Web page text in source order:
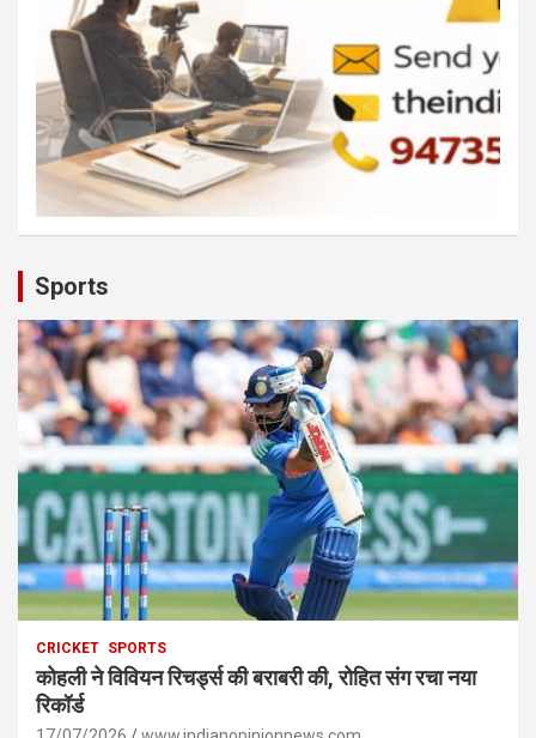
Sports
CRICKET SPORTS
कोहली ने विवियन रिचर्ड्स की बराबरी की, रोहित संग रचा नया
रिकॉर्ड